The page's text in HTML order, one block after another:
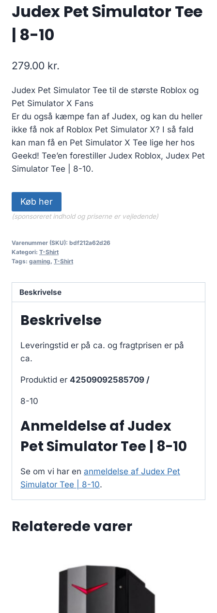
Judex Pet Simulator Tee
| 8-10
279.00 kr.
Judex Pet Simulator Tee til de største Roblox og
Pet Simulator X Fans
Er du også kæmpe fan af Judex, og kan du heller
ikke få nok af Roblox Pet Simulator X? I så fald
kan man få en Pet Simulator X Tee lige her hos
Geekd! Tee’en forestiller Judex Roblox, Judex Pet
Simulator Tee | 8-10.
Køb her
(sponsoreret indhold og priserne er vejledende)
Varenummer (SKU): bdf212a62d26
Kategori: T-Shirt
Tags: gaming, T-Shirt
Beskrivelse
Beskrivelse
Leveringstid er på ca. og fragtprisen er på
ca.
Produktid er 42509092585709 /
8-10
Anmeldelse af Judex
Pet Simulator Tee | 8-10
Se om vi har en anmeldelse af Judex Pet
Simulator Tee | 8-10.
Relaterede varer